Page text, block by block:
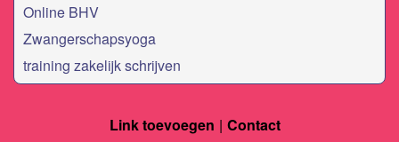
Online BHV
Zwangerschapsyoga
training zakelijk schrijven
Link toevoegen Contact